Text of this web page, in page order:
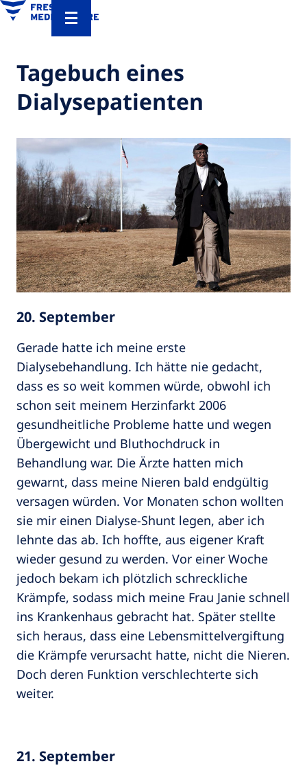
Tagebuch eines
Dialysepatienten
20. September
Gerade hatte ich meine erste
Dialysebehandlung. Ich hätte nie gedacht,
dass es so weit kommen würde, obwohl ich
schon seit meinem Herzinfarkt 2006
gesundheitliche Probleme hatte und wegen
Übergewicht und Bluthochdruck in
Behandlung war. Die Ärzte hatten mich
gewarnt, dass meine Nieren bald endgültig
versagen würden. Vor Monaten schon wollten
sie mir einen Dialyse-Shunt legen, aber ich
lehnte das ab. Ich hoffte, aus eigener Kraft
wieder gesund zu werden. Vor einer Woche
jedoch bekam ich plötzlich schreckliche
Krämpfe, sodass mich meine Frau Janie schnell
ins Krankenhaus gebracht hat. Später stellte
sich heraus, dass eine Lebensmittelvergiftung
die Krämpfe verursacht hatte, nicht die Nieren.
Doch deren Funktion verschlechterte sich
weiter.
21. September